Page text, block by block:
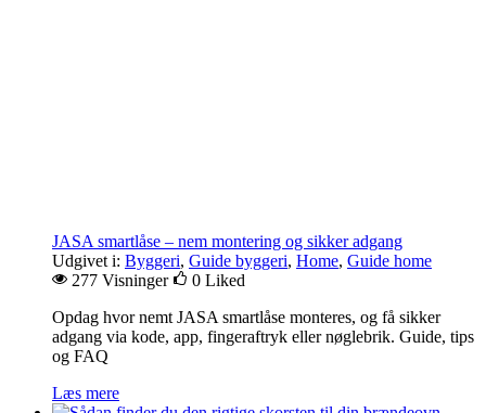
JASA smartlåse – nem montering og sikker adgang
Udgivet i: Byggeri, Guide byggeri, Home, Guide home
277 Visninger
0 Liked
Opdag hvor nemt JASA smartlåse monteres, og få sikker
adgang via kode, app, fingeraftryk eller nøglebrik. Guide, tips
og FAQ
Læs mere